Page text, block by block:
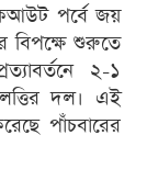
পর্বে জয়
বিপক্ষে শুরুতে
২-১
দল। এই
পাঁচবারের